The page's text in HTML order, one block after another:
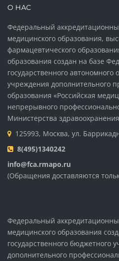
О НАС
Федеральный
медицинского образования,
фармацевтического
образования создан на базе
государственного автономного
учреждения дополнительного
образования «Российская
непрерывного
Министерства
125993, Москва, ул.
8(495)1340242
info@fca.rmapo.ru
(Обращения доставляются
Федеральный
медицинского образования
государственного бюджетного
дополнительного